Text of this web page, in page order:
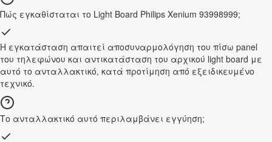
Πώς εγκαθίσταται το Light Board Philips Xenium 93998999;
Η εγκατάσταση απαιτεί αποσυναρμολόγηση του πίσω panel
του τηλεφώνου και αντικατάσταση του αρχικού light board με
αυτό το ανταλλακτικό, κατά προτίμηση από εξειδικευμένο
τεχνικό.
Το ανταλλακτικό αυτό περιλαμβάνει εγγύηση;